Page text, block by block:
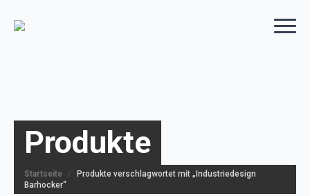
Produkte
Startseite
Produkte verschlagwortet mit „Industriedesign
Barhocker“